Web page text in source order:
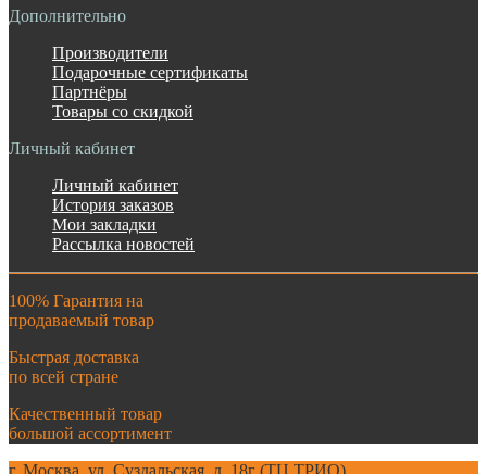
Дополнительно
Производители
Подарочные сертификаты
Партнёры
Товары со скидкой
Личный кабинет
Личный кабинет
История заказов
Мои закладки
Рассылка новостей
100% Гарантия на
продаваемый товар
Быстрая доставка
по всей стране
Качественный товар
большой ассортимент
г. Москва. ул. Суздальская, д. 18г (ТЦ ТРИО)